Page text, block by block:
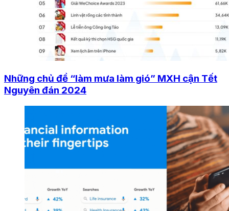
Những chủ đề “làm mưa làm gió” MXH cận Tết
Nguyên đán 2024